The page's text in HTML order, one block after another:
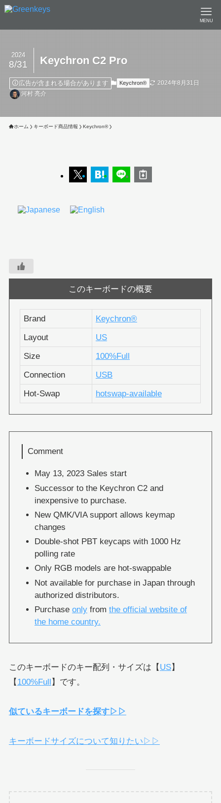
MENU
Keychron C2 Pro
2024
8/31
広告が含まれる場合があります Keychron®︎
2024年8月31日
河村 亮介
ホーム キーボード商品情報 Keychron®︎
このキーボードの概要
Brand
Keychron®︎
Layout
US
Size
100%Full
Connection
USB
Hot-Swap
hotswap-available
Comment
May 13, 2023 Sales start
Successor to the Keychron C2 and
inexpensive to purchase.
New QMK/VIA support allows keymap
changes
Double-shot PBT keycaps with 1000 Hz
polling rate
Only RGB models are hot-swappable
Not available for purchase in Japan through
authorized distributors.
Purchase onlyfrom the official website of
the home country.
このキーボードのキー配列・サイズは【 US】
【 100%Full 】です。
似ているキーボードを探す▷▷
キーボードサイズについて知りたい▷▷